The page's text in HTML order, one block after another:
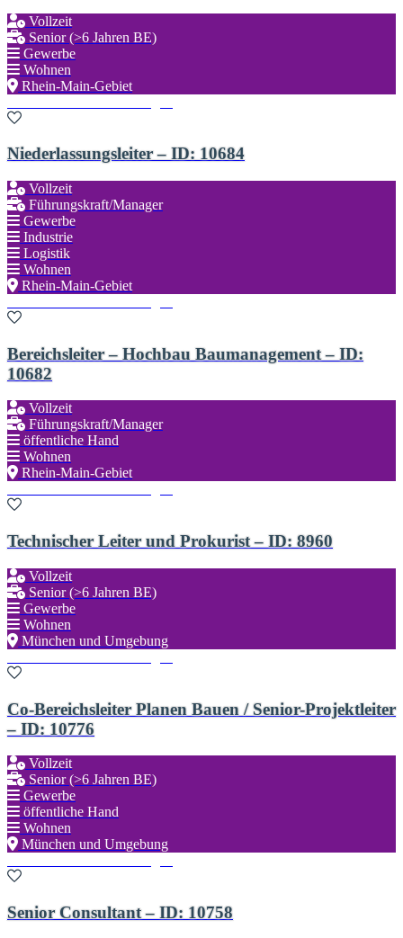
Vollzeit
Senior (>6 Jahren BE)
Gewerbe
Wohnen
Rhein-Main-Gebiet
Niederlassungsleiter – ID: 10684
Vollzeit
Führungskraft/Manager
Gewerbe
Industrie
Logistik
Wohnen
Rhein-Main-Gebiet
Bereichsleiter – Hochbau Baumanagement – ID:
10682
Vollzeit
Führungskraft/Manager
öffentliche Hand
Wohnen
Rhein-Main-Gebiet
Technischer Leiter und Prokurist – ID: 8960
Vollzeit
Senior (>6 Jahren BE)
Gewerbe
Wohnen
München und Umgebung
Co-Bereichsleiter Planen Bauen / Senior-Projektleiter
– ID: 10776
Vollzeit
Senior (>6 Jahren BE)
Gewerbe
öffentliche Hand
Wohnen
München und Umgebung
Senior Consultant – ID: 10758